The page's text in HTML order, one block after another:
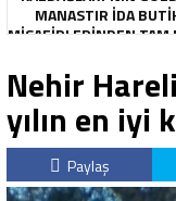
MANASTIR İDA
MISAFIRLERINDEN TAM
Nehir
yılın en iyi
Paylaş